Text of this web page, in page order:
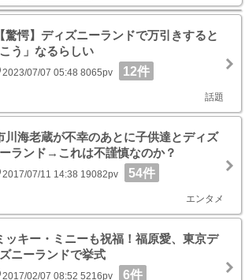
驚愕】ディズニーランドで万引きすると
こう」なるらしい
2023/07/07 05:48 8065pv 12件
話題
川海老蔵が不幸のあとに子供達とディズ
ランド→これは不謹慎なのか？
2017/07/11 14:38 19082pv 54件
エンタメ
ッキー・ミニーも祝福！福原愛、東京デ
ニーランドで挙式
2017/02/07 08:52 5216pv 6件